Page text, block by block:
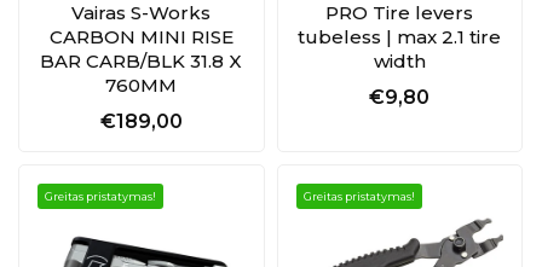
Vairas S-Works
CARBON MINI RISE
BAR CARB/BLK 31.8 X
760MM
€189,00
PRO Tire levers
tubeless | max 2.1 tire
width
€9,80
Greitas pristatymas! Greitas pristatymas!